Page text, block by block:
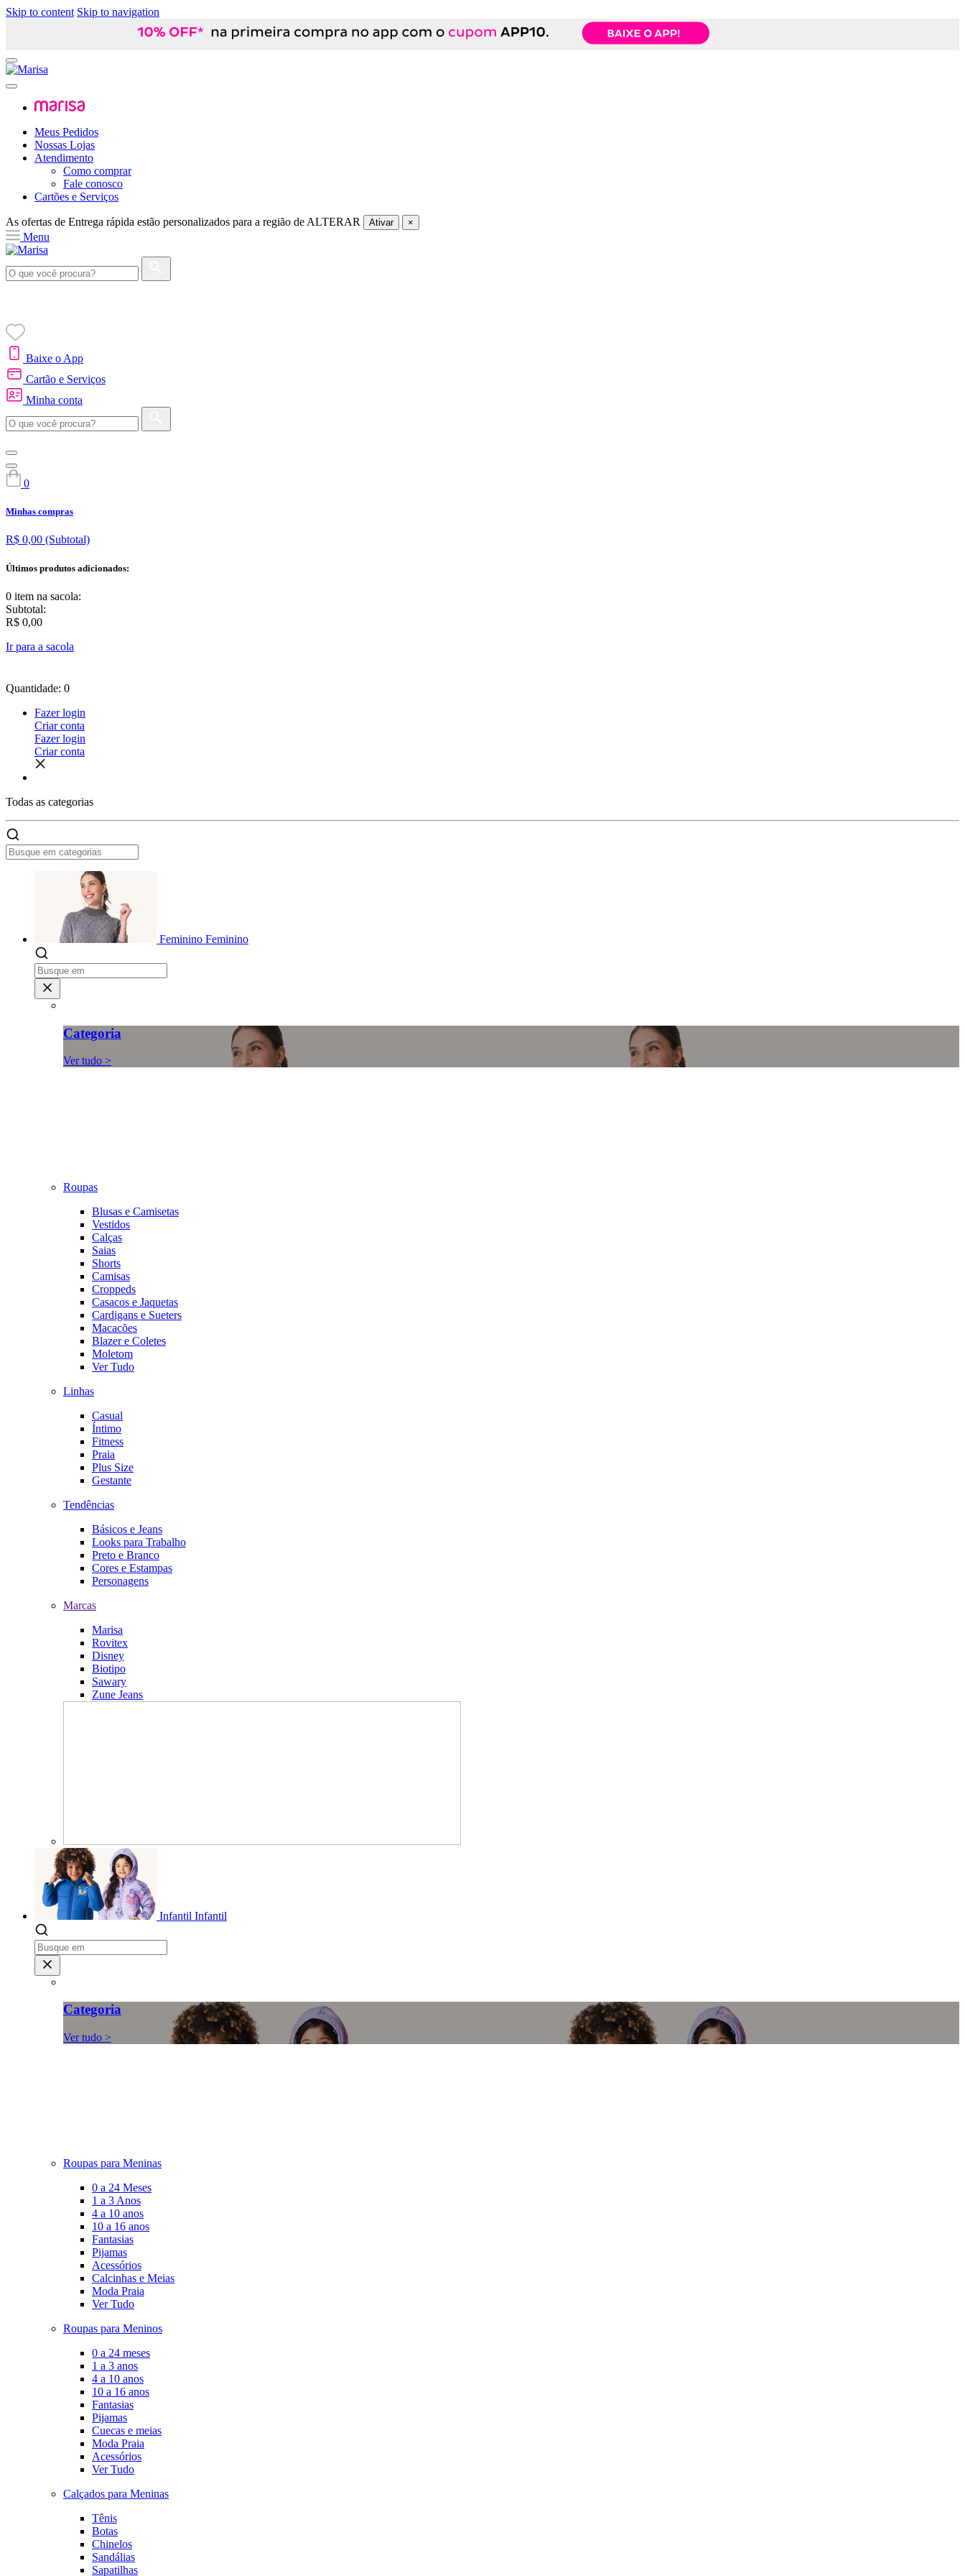
Skip to content Skip to navigation
Meus Pedidos
Nossas Lojas
Atendimento
Como comprar
Fale conosco
Cartões e Serviços
As ofertas de Entrega rápida estão personalizados para a região de ALTERAR Ativar ×
Menu
Baixe o App
Cartão e Serviços
Minha conta
0
Minhas compras
R$ 0,00 (Subtotal)
Últimos produtos adicionados:
0 item na sacola:
Subtotal:
R$ 0,00
Ir para a sacola
Quantidade: 0
Fazer login
Criar conta
Fazer login
Criar conta
Todas as categorias
Feminino Feminino
Categoria
Ver tudo >
Roupas
Blusas e Camisetas
Vestidos
Calças
Saias
Shorts
Camisas
Croppeds
Casacos e Jaquetas
Cardigans e Sueters
Macacões
Blazer e Coletes
Moletom
Ver Tudo
Linhas
Casual
Íntimo
Fitness
Praia
Plus Size
Gestante
Tendências
Básicos e Jeans
Looks para Trabalho
Preto e Branco
Cores e Estampas
Personagens
Marcas
Marisa
Rovitex
Disney
Biotipo
Sawary
Zune Jeans
Infantil Infantil
Categoria
Ver tudo >
Roupas para Meninas
0 a 24 Meses
1 a 3 Anos
4 a 10 anos
10 a 16 anos
Fantasias
Pijamas
Acessórios
Calcinhas e Meias
Moda Praia
Ver Tudo
Roupas para Meninos
0 a 24 meses
1 a 3 anos
4 a 10 anos
10 a 16 anos
Fantasias
Pijamas
Cuecas e meias
Moda Praia
Acessórios
Ver Tudo
Calçados para Meninas
Tênis
Botas
Chinelos
Sandálias
Sapatilhas